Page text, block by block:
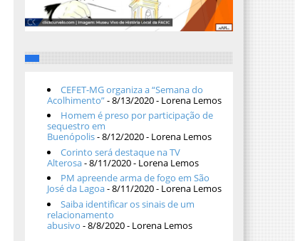
CEFET-MG organiza a “Semana do
Acolhimento”- 8/13/2020- Lorena Lemos
Homem é preso por participação de
sequestro em
Buenópolis- 8/12/2020- Lorena Lemos
Corinto será destaque na TV
Alterosa- 8/11/2020- Lorena Lemos
PM apreende arma de fogo em São
José da Lagoa- 8/11/2020- Lorena Lemos
Saiba identificar os sinais de um
relacionamento
abusivo - 8/8/2020- Lorena Lemos